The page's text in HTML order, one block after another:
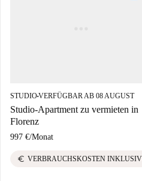
STUDIO■VERFÜGBAR AB 08 AUGUST
Studio-Apartment zu vermieten in
Florenz
997 €/Monat
euro VERBRAUCHSKOSTEN